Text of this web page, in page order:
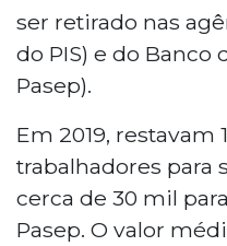
ser retirado nas
do PIS) e do Banco
Pasep).
Em 2019, restavam
trabalhadores para
cerca de 30 mil
Pasep. O valor